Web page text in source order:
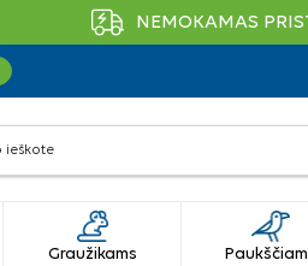
NEMOKAMAS
Graužikams